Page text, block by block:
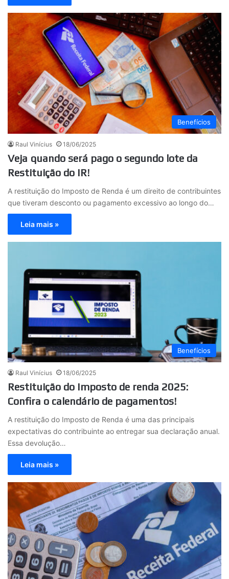
Benefícios
Raul Vinícius 18/06/2025
Veja quando será pago o segundo lote da
Restituição do IR!
A restituição do Imposto de Renda é um direito de contribuintes
que tiveram desconto ou pagamento excessivo ao longo do…
Leia mais »
Benefícios
Raul Vinícius 18/06/2025
Restituição do Imposto de renda 2025:
Confira o calendário de pagamentos!
A restituição do Imposto de Renda é uma das principais
expectativas do contribuinte ao entregar sua declaração anual.
Essa devolução…
Leia mais »